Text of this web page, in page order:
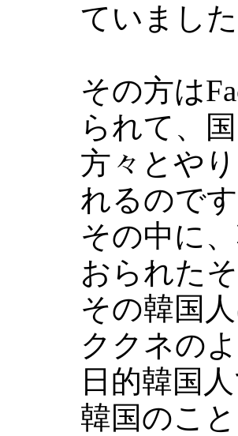
ていまし
その方は
られて、
方々とや
れるので
その中に
おられた
その韓国
ククネの
日的韓国
韓国のこ